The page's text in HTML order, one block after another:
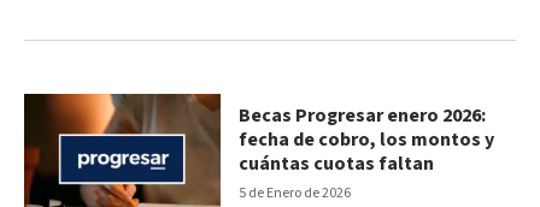
5 de Enero de 2026
Becas Progresar enero 2026:
fecha de cobro, los montos y
cuántas cuotas faltan